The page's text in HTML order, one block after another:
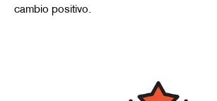
cambio positivo.